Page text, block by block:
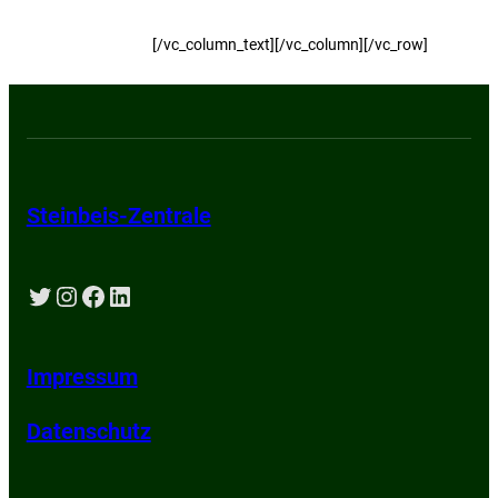
[/vc_column_text][/vc_column][/vc_row]
Steinbeis-Zentrale
Twitter Instagram Facebook LinkedIn
Impressum
Datenschutz